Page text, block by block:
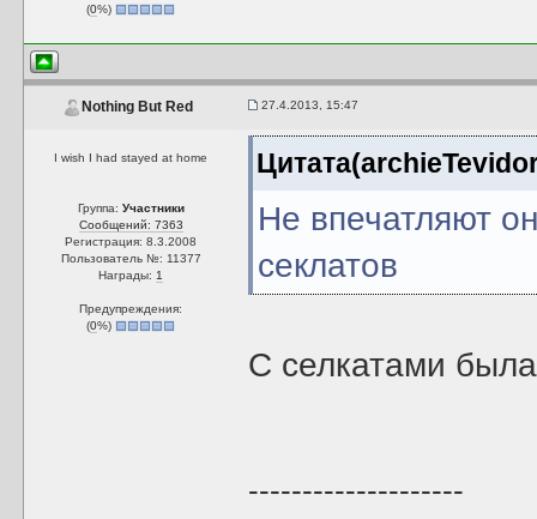
(0%)
Nothing But Red 27.4.2013, 15:47
I wish I had stayed at home
Группа: Участники
Сообщений: 7363
Регистрация: 8.3.2008
Пользователь №: 11377
Награды: 1
Предупреждения:
(0%)
Не впечатляют
секлатов
C cелкатами
--------------------